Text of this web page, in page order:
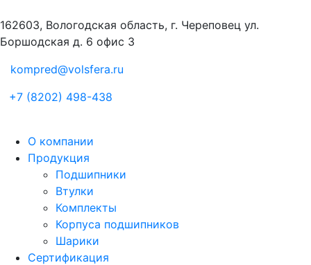
162603, Вологодская область, г. Череповец ул.
Боршодская д. 6 офис 3
kompred@volsfera.ru
+7 (8202) 498-438
О компании
Продукция
Подшипники
Втулки
Комплекты
Корпуса подшипников
Шарики
Сертификация